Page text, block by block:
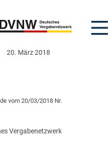
20. März 2018
vom 20/03/2018 Nr.
Vergabenetzwerk